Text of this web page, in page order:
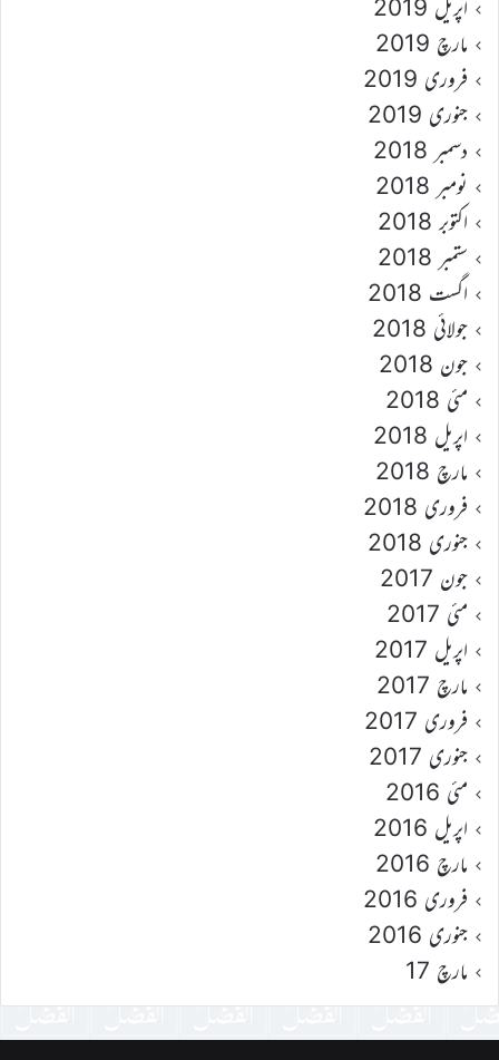
اپریل 2019
مارچ 2019
فروری 2019
جنوری 2019
دسمبر 2018
نومبر 2018
اکتوبر 2018
ستمبر 2018
اگست 2018
جولائی 2018
جون 2018
مئی 2018
اپریل 2018
مارچ 2018
فروری 2018
جنوری 2018
جون 2017
مئی 2017
اپریل 2017
مارچ 2017
فروری 2017
جنوری 2017
مئی 2016
اپریل 2016
مارچ 2016
فروری 2016
جنوری 2016
مارچ 17